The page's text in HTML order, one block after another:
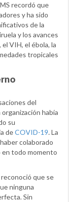
recordó que
y ha sido
de la
y los avances
VIH, el ébola, la
tropicales
del
había
su
deCOVID-19. La
colaborado
en todo momento
que se
ninguna
Sin